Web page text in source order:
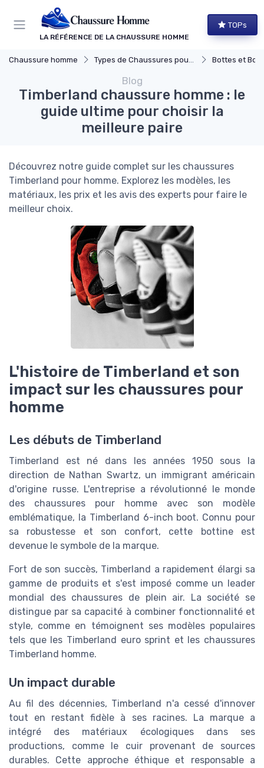
LA RÉFÉRENCE DE LA CHAUSSURE HOMME
TOPs
Chaussure homme Types de Chaussures pour Hommes Bottes et
Blog
Timberland chaussure homme : le
guide ultime pour choisir la
meilleure paire
Découvrez notre guide complet sur les chaussures
Timberland pour homme. Explorez les modèles, les
matériaux, les prix et les avis des experts pour faire le
meilleur choix.
L'histoire de Timberland et son
impact sur les chaussures pour
homme
Les débuts de Timberland
Timberland est né dans les années 1950 sous la
direction de Nathan Swartz, un immigrant américain
d'origine russe. L'entreprise a révolutionné le monde
des chaussures pour homme avec son modèle
emblématique, la Timberland 6-inch boot. Connu pour
sa robustesse et son confort, cette bottine est
devenue le symbole de la marque.
Fort de son succès, Timberland a rapidement élargi sa
gamme de produits et s'est imposé comme un leader
mondial des chaussures de plein air. La société se
distingue par sa capacité à combiner fonctionnalité et
style, comme en témoignent ses modèles populaires
tels que les Timberland euro sprint et les chaussures
Timberland homme.
Un impact durable
Au fil des décennies, Timberland n'a cessé d'innover
tout en restant fidèle à ses racines. La marque a
intégré des matériaux écologiques dans ses
productions, comme le cuir provenant de sources
durables. Cette approche éthique et responsable a
Panneau de gestion des cookies